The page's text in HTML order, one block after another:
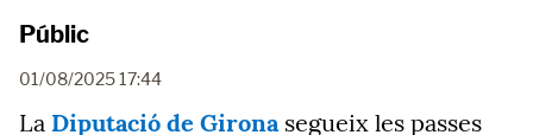
Públic
01/08/2025 17:44
La Diputació de Gironasegueix les passes